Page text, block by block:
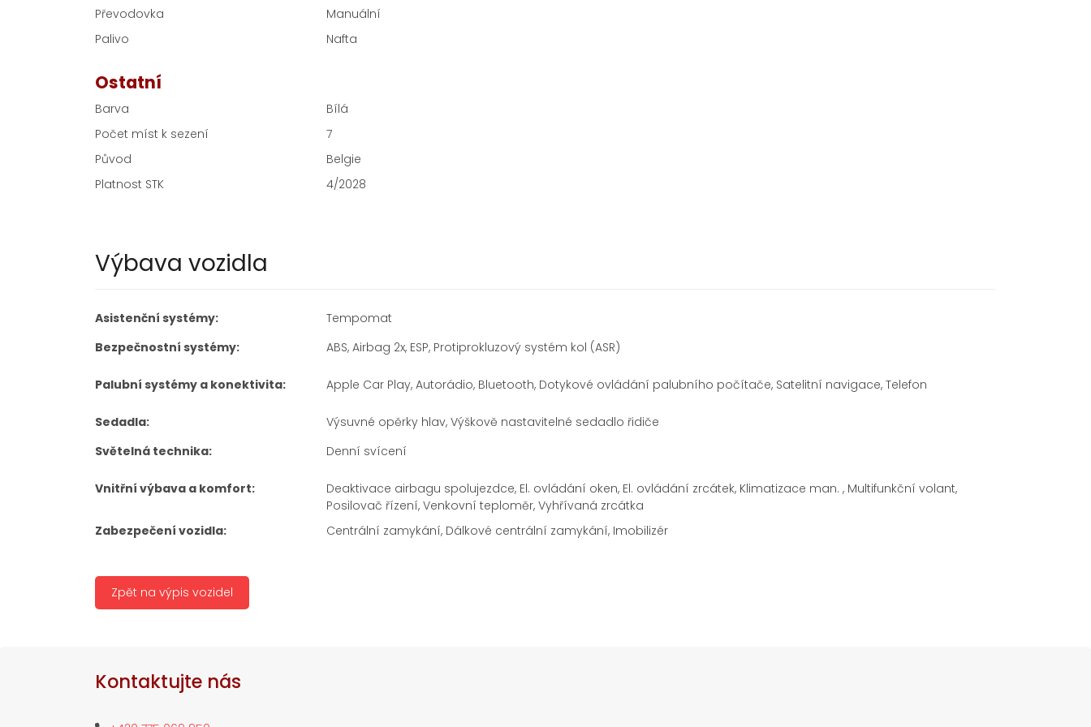
Převodovka
Manuální
Palivo
Nafta
Ostatní
Barva
Bílá
Počet míst k sezení
7
Původ
Belgie
Platnost STK
4/2028
Výbava vozidla
Asistenční systémy:
Tempomat
Bezpečnostní systémy:
ABS, Airbag 2x, ESP, Protiprokluzový systém kol (ASR)
Palubní systémy a konektivita: Apple Car Play, Autorádio, Bluetooth, Dotykové ovládání palubního počítače, Satelitní navigace, Telefon
Sedadla:
Výsuvné opěrky hlav, Výškově nastavitelné sedadlo řidiče
Světelná technika:
Denní svícení
Vnitřní výbava a komfort:
Deaktivace airbagu spolujezdce, El. ovládání oken, El. ovládání zrcátek, Klimatizace man. , Multifunkční volant,
Posilovač řízení, Venkovní teploměr, Vyhřívaná zrcátka
Zabezpečení vozidla:
Centrální zamykání, Dálkové centrální zamykání, Imobilizér
Zpět na výpis vozidel
Kontaktujte nás